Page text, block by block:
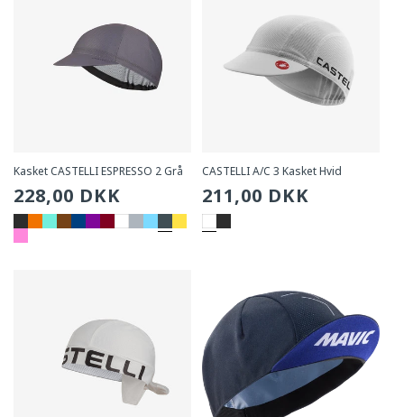
Kasket CASTELLI ESPRESSO 2 Grå
Sædvanlig
pris
228,00 DKK
CASTELLI A/C 3 Kasket Hvid
Sædvanlig
pris
211,00 DKK